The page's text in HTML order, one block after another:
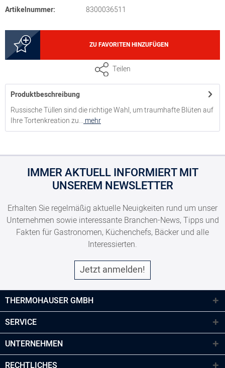
Artikelnummer:
8300036511
ZU FAVORITEN HINZUFÜGEN
Teilen
Produktbeschreibung
Russische Tüllen sind die richtige Wahl, um traumhafte Blüten auf
Ihre Tortenkreation zu... mehr
IMMER AKTUELL INFORMIERT MIT
UNSEREM NEWSLETTER
Erhalten Sie regelmäßig aktuelle Neuigkeiten rund um unser
Unternehmen sowie interessante Branchen-News, Tipps und
Fakten für Gastronomen, Küchenchefs, Bäcker und alle
Interessierten.
Jetzt anmelden!
THERMOHAUSER GMBH
SERVICE
UNTERNEHMEN
RECHTLICHES